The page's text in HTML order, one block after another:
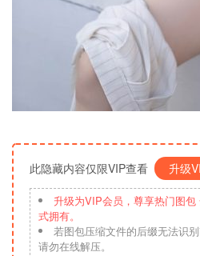
此隐藏内容仅限VIP查看 升级
升级为VIP会员，尊享热门图
式拥有。
若图包压缩文件的后缀无法识别
请勿在线解压。